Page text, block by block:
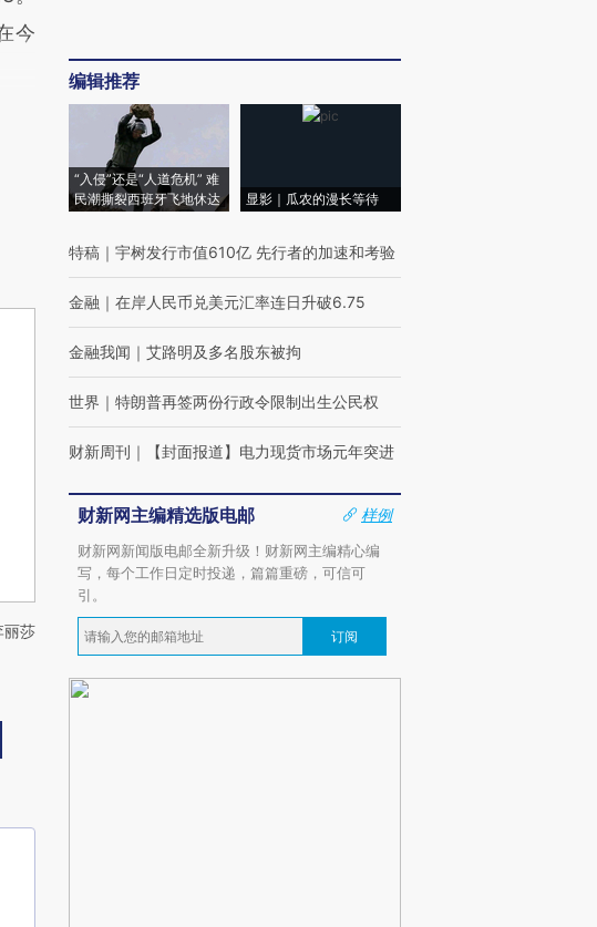
今
丽莎
编辑推荐
“入侵”还是“人道危机” 难
民潮撕裂西班牙飞地休达
显影｜瓜农的漫长等待
特稿 ｜ 宇树发行市值610亿 先行者的加速和考验
金融 ｜ 在岸人民币兑美元汇率连日升破6.75
金融我闻 ｜ 艾路明及多名股东被拘
世界 ｜ 特朗普再签两份行政令限制出生公民权
财新周刊 ｜ 【封面报道】电力现货市场元年突进
财新网主编精选版电邮
样例
财新网新闻版电邮全新升级！财新网主编精心编
写，每个工作日定时投递，篇篇重磅，可信可
引。
订阅